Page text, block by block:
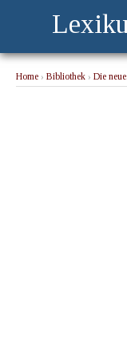
Home › Bibliothek › Die